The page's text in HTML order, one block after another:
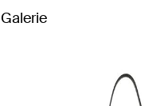
Galerie